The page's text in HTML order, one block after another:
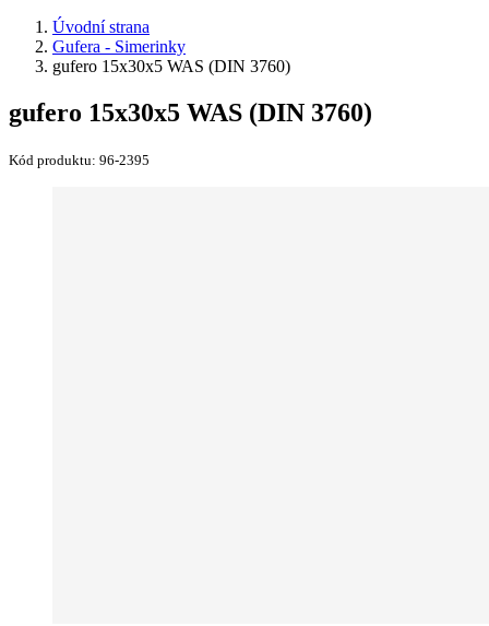
Úvodní strana
Gufera - Simerinky
gufero 15x30x5 WAS (DIN 3760)
gufero 15x30x5 WAS (DIN 3760)
Kód produktu: 96-2395